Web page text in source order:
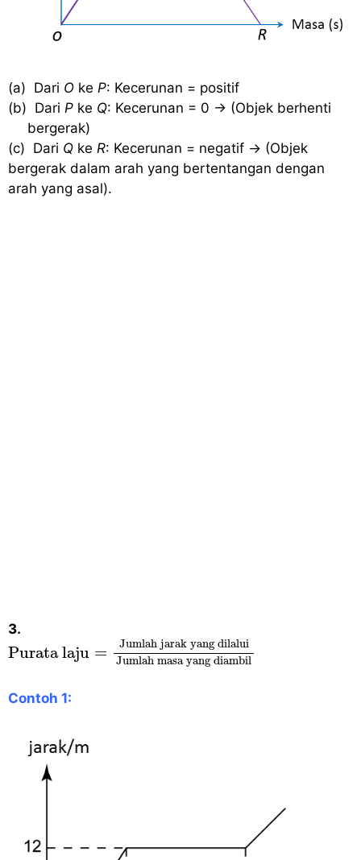
(a) Dari O ke P: Kecerunan = positif
(b) Dari P ke Q: Kecerunan = 0 → (Objek berhenti
bergerak)
(c) Dari Q ke R: Kecerunan = negatif → (Objek
bergerak dalam arah yang bertentangan dengan
arah yang asal).
3.
Purata laju =
Jumlah jarak yang dilalui
Jumlah masa yang diambil
Purata laju Jumlah jarak yang dilalui
Contoh 1: